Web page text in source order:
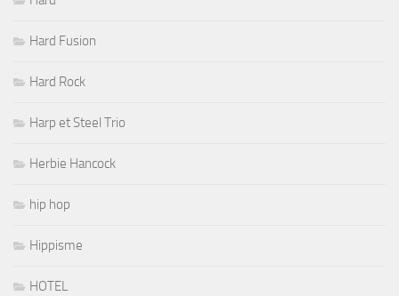
Hard Fusion
Hard Rock
Harp et Steel Trio
Herbie Hancock
hip hop
Hippisme
HOTEL